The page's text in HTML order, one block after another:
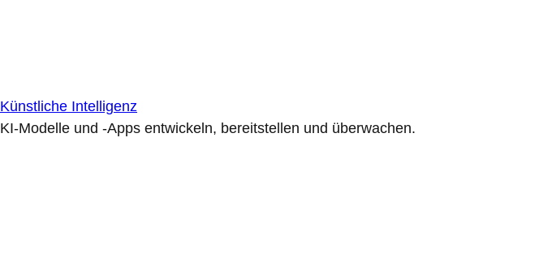
Künstliche Intelligenz
KI-Modelle und -Apps entwickeln, bereitstellen und überwachen.